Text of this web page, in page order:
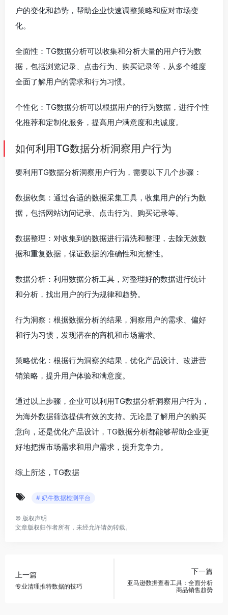
户的变化和趋势，帮助企业快速调整策略和应对市场变
化。
全面性：TG数据分析可以收集和分析大量的用户行为数
据，包括浏览记录、点击行为、购买记录等，从多个维度
全面了解用户的需求和行为习惯。
个性化：TG数据分析可以根据用户的行为数据，进行个性
化推荐和定制化服务，提高用户满意度和忠诚度。
如何利用TG数据分析洞察用户行为
要利用TG数据分析洞察用户行为，需要以下几个步骤：
数据收集：通过合适的数据采集工具，收集用户的行为数
据，包括网站访问记录、点击行为、购买记录等。
数据整理：对收集到的数据进行清洗和整理，去除无效数
据和重复数据，保证数据的准确性和完整性。
数据分析：利用数据分析工具，对整理好的数据进行统计
和分析，找出用户的行为规律和趋势。
行为洞察：根据数据分析的结果，洞察用户的需求、偏好
和行为习惯，发现潜在的商机和市场需求。
策略优化：根据行为洞察的结果，优化产品设计、改进营
销策略，提升用户体验和满意度。
通过以上步骤，企业可以利用TG数据分析洞察用户行为，
为海外数据筛选提供有效的支持。无论是了解用户的购买
意向，还是优化产品设计，TG数据分析都能够帮助企业更
好地把握市场需求和用户需求，提升竞争力。
综上所述，TG数据
# 奶牛数据检测平台
© 版权声明
文章版权归作者所有，未经允许请勿转载。
上一篇
专业清理推特数据的技巧
下一篇
亚马逊数据查看工具：全面分析
商品销售趋势